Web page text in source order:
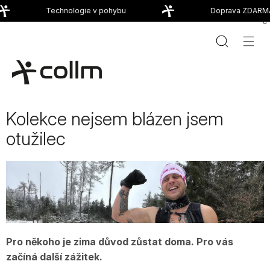
Přejít
na
Technologie v pohybu Doprava
Kolekce nejsem blázen jsem
otužilec
Pro někoho je zima důvod zůstat doma. Pro vás
začíná další zážitek.